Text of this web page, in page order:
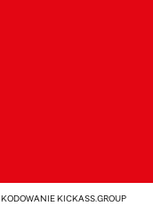
KODOWANIE KICKASS.GROUP